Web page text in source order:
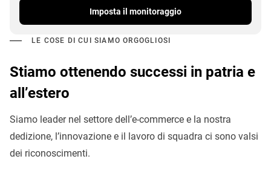
Imposta il monitoraggio
LE COSE DI CUI SIAMO ORGOGLIOSI
Stiamo ottenendo successi in patria e
all’estero
Siamo leader nel settore dell’e-commerce e la nostra
dedizione, l’innovazione e il lavoro di squadra ci sono valsi
dei riconoscimenti.